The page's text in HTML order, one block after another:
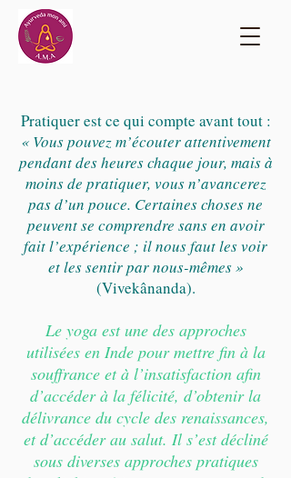
Pratiquer est ce qui compte avant tout :
« Vous pouvez m’écouter attentivement
pendant des heures chaque jour, mais à
moins de pratiquer, vous n’avancerez
pas d’un pouce. Certaines choses ne
peuvent se comprendre sans en avoir
fait l’expérience ; il nous faut les voir
et les sentir par nous-mêmes »
(Vivekânanda).
Le yoga est une des approches
utilisées en Inde pour mettre fin à la
souffrance et à l’insatisfaction afin
d’accéder à la félicité, d’obtenir la
délivrance du cycle des renaissances,
et d’accéder au salut. Il s’est décliné
sous diverses approches pratiques